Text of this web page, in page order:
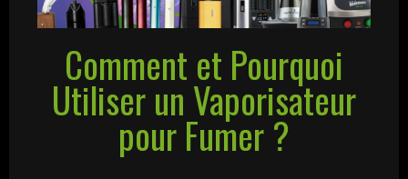
Comment et Pourquoi
Utiliser un Vaporisateur
pour Fumer ?